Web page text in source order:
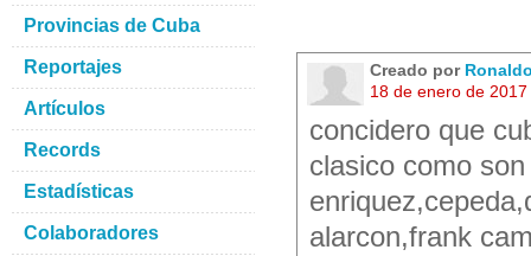
Creado por
18 de enero de
concidero que
clasico como
alarcon,frank
Provincias de Cuba
Reportajes
Artículos
Records
Estadísticas
Colaboradores